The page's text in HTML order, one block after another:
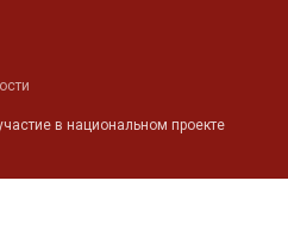
в национальном проекте